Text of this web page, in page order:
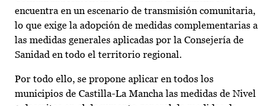
encuentra en un escenario de transmisión comunitaria,
lo que exige la adopción de medidas complementarias a
las medidas generales aplicadas por la Consejería de
Sanidad en todo el territorio regional.
Por todo ello, se propone aplicar en todos los
municipios de Castilla-La Mancha las medidas de Nivel